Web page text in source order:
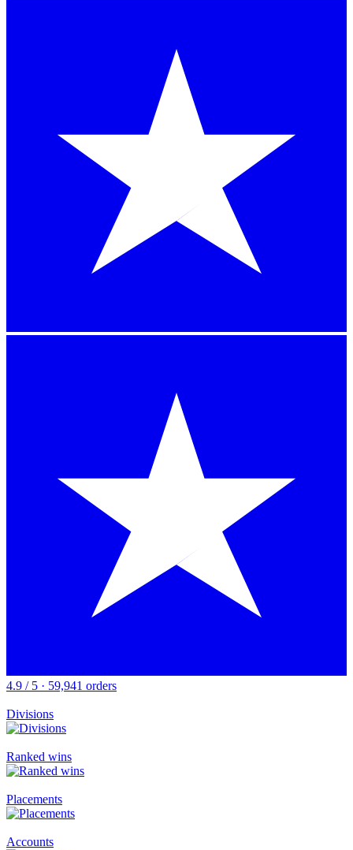
4.9 / 5 · 59,941 orders
Divisions
Ranked wins
Placements
Accounts